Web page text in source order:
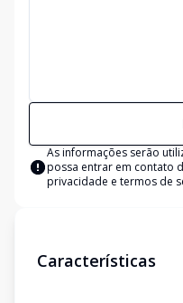
As informações serão
possa entrar em contato
privacidade e termos de
Características